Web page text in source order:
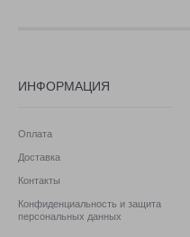
ИНФОРМАЦИЯ
Оплата
Доставка
Контакты
Конфиденциальность и защита
персональных данных